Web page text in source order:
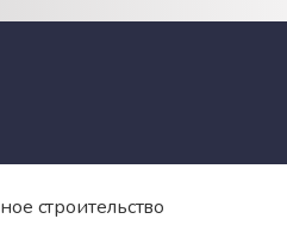
строительство